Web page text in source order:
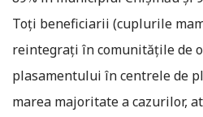
Toţi beneficiarii (cuplurile
reintegraţi în comunităţile de
plasamentului în centrele de
marea majoritate a cazurilor,